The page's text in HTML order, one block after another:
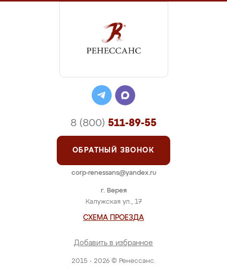
2015 - 2026 © Ренессанс.
г. Верея
Калужская ул., 17
СХЕМА ПРОЕЗДА
Добавить в избранное
8 (800) 511-89-55
ОБРАТНЫЙ ЗВОНОК
corp-renessans@yandex.ru